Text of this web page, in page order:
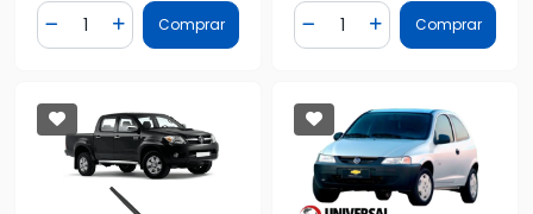
Diminuir Quantidade
Quantidade
Adicionar Quantidade
Comprar Diminuir Quantidade
Quantidade
AdicionarComprar